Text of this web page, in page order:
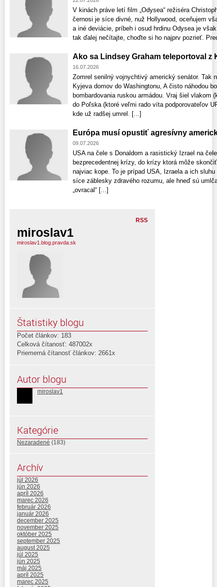
V kinách práve letí film „Odysea“ režiséra
černosi je síce divné, nuž Hollywood, oceňujem
a iné deviácie, príbeh i osud hrdinu Odysea je
tak ďalej nečítajte, choďte si ho najprv pozrieť.
Ako sa Lindsey Graham teleportoval z
16.07.2026
Zomrel senilný vojnychtivý americký senátor. Tak
Kyjeva domov do Washingtonu, A čisto náhodou
bombardovania ruskou armádou. Vraj šiel vlakom
do Poľska (ktoré veľmi rado víta podporovateľov
kde už radšej umrel. [...]
Európa musí opustiť agresívny
09.07.2026
USA na čele s Donaldom a rasistický Izrael na
bezprecedentnej krízy, do krízy ktorá môže
najviac kope. To je prípad USA, Izraela a ich
síce záblesky zdravého rozumu, ale hneď sú
„ovracal“ [...]
RSS
miroslav1
miroslav1.blog.pravda.sk
Štatistiky blogu
Počet článkov: 183
Celková čítanosť: 487002x
Priemerná čítanosť článkov: 2661x
Autor blogu
miroslav1
Kategórie
Nezaradené (183)
Archív
júl 2026
jún 2026
apríl 2026
marec 2026
február 2026
január 2026
december 2025
november 2025
október 2025
september 2025
august 2025
júl 2025
jún 2025
máj 2025
apríl 2025
marec 2025